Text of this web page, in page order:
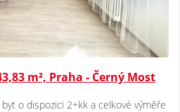
m², Praha - Černý Most
o dispozici 2+kk a celkové výměře